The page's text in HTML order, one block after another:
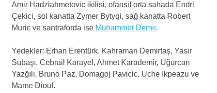
Amir Hadziahmetovic ikilisi, ofansif orta sahada Endri
Çekici, sol kanatta Zymer Bytyqi, sağ kanatta Robert
Muric ve santraforda ise Muhammet Demir.
Yedekler: Erhan Erentürk, Kahraman Demirtaş, Yasir
Subaşı, Cebrail Karayel, Ahmet Karademir, Uğurcan
Yazğılı, Bruno Paz, Domagoj Pavicic, Uche Ikpeazu ve
Mame Diouf.